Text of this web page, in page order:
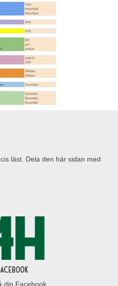
läst. Dela den här sidan med
din Facebook.